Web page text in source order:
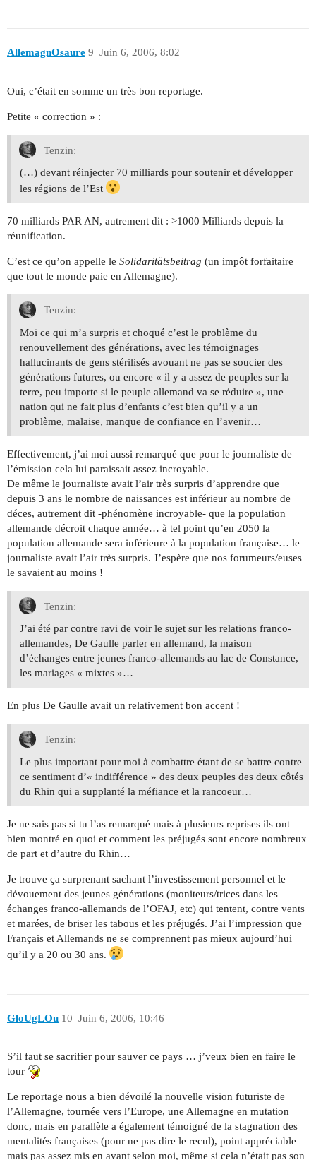
AllemagnOsaure Juin 6, 2006, 8:02
9
Oui, c’était en somme un très bon reportage.
Petite « correction » :
Tenzin:
(…) devant réinjecter 70 milliards pour soutenir et développer
les régions de l’Est
70 milliards PAR AN, autrement dit : >1000 Milliards depuis la
réunification.
C’est ce qu’on appelle le Solidaritätsbeitrag (un impôt forfaitaire
que tout le monde paie en Allemagne).
Tenzin:
Moi ce qui m’a surpris et choqué c’est le problème du
renouvellement des générations, avec les témoignages
hallucinants de gens stérilisés avouant ne pas se soucier des
générations futures, ou encore « il y a assez de peuples sur la
terre, peu importe si le peuple allemand va se réduire », une
nation qui ne fait plus d’enfants c’est bien qu’il y a un
problème, malaise, manque de confiance en l’avenir…
Effectivement, j’ai moi aussi remarqué que pour le journaliste de
l’émission cela lui paraissait assez incroyable.
De même le journaliste avait l’air très surpris d’apprendre que
depuis 3 ans le nombre de naissances est inférieur au nombre de
déces, autrement dit -phénomène incroyable- que la population
allemande décroit chaque année… à tel point qu’en 2050 la
population allemande sera inférieure à la population française… le
journaliste avait l’air très surpris. J’espère que nos forumeurs/euses
le savaient au moins !
Tenzin:
J’ai été par contre ravi de voir le sujet sur les relations franco-
allemandes, De Gaulle parler en allemand, la maison
d’échanges entre jeunes franco-allemands au lac de Constance,
les mariages « mixtes »…
En plus De Gaulle avait un relativement bon accent !
Tenzin:
Le plus important pour moi à combattre étant de se battre contre
ce sentiment d’« indifférence » des deux peuples des deux côtés
du Rhin qui a supplanté la méfiance et la rancoeur…
Je ne sais pas si tu l’as remarqué mais à plusieurs reprises ils ont
bien montré en quoi et comment les préjugés sont encore nombreux
de part et d’autre du Rhin…
Je trouve ça surprenant sachant l’investissement personnel et le
dévouement des jeunes générations (moniteurs/trices dans les
échanges franco-allemands de l’OFAJ, etc) qui tentent, contre vents
et marées, de briser les tabous et les préjugés. J’ai l’impression que
Français et Allemands ne se comprennent pas mieux aujourd’hui
qu’il y a 20 ou 30 ans.
GloUgLOu Juin 6, 2006, 10:46
10
S’il faut se sacrifier pour sauver ce pays … j’veux bien en faire le
tour
Le reportage nous a bien dévoilé la nouvelle vision futuriste de
l’Allemagne, tournée vers l’Europe, une Allemagne en mutation
donc, mais en parallèle a également témoigné de la stagnation des
mentalités françaises (pour ne pas dire le recul), point appréciable
mais pas assez mis en avant selon moi, même si cela n’était pas son